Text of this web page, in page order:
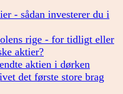
- sådan investerer du i
rige - for tidligt eller
aktier?
aktien i dørken
det første store brag